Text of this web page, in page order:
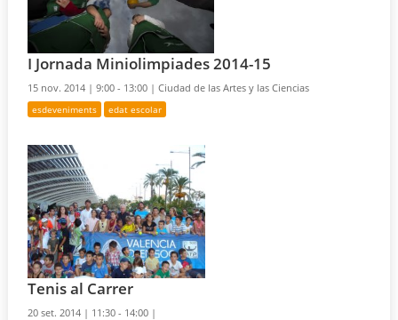
I Jornada Miniolimpiades 2014-15
15 nov. 2014 |9:00 - 13:00 |Ciudad de las Artes y las Ciencias
esdeveniments edat escolar
Tenis al Carrer
20 set. 2014 | 11:30 - 14:00 |